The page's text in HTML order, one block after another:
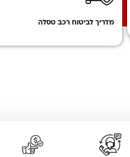
מדריך לביטוח רכב טסלה